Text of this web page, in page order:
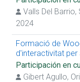
Valls Del Barrio,
2024
Formació de
d'interactivitat
Participación en
Gibert Agullo,